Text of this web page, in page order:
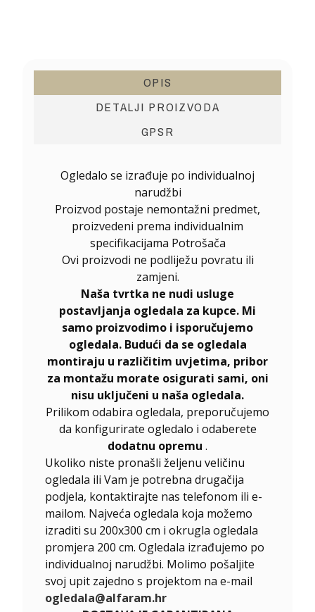
OPIS
DETALJI PROIZVODA
GPSR
Ogledalo se izrađuje po individualnoj
narudžbi
Proizvod postaje nemontažni predmet,
proizvedeni prema individualnim
specifikacijama Potrošača
Ovi proizvodi ne podliježu povratu ili
zamjeni.
Naša tvrtka ne nudi usluge
postavljanja ogledala za kupce. Mi
samo proizvodimo i isporučujemo
ogledala. Budući da se ogledala
montiraju u različitim uvjetima, pribor
za montažu morate osigurati sami, oni
nisu uključeni u naša ogledala.
Prilikom odabira ogledala, preporučujemo
da konfigurirate ogledalo i odaberete
dodatnu opremu .
Ukoliko niste pronašli željenu veličinu
ogledala ili Vam je potrebna drugačija
podjela, kontaktirajte nas telefonom ili e-
mailom. Najveća ogledala koja možemo
izraditi su 200x300 cm i okrugla ogledala
promjera 200 cm. Ogledala izrađujemo po
individualnoj narudžbi. Molimo pošaljite
svoj upit zajedno s projektom na e-mail
ogledala@alfaram.hr